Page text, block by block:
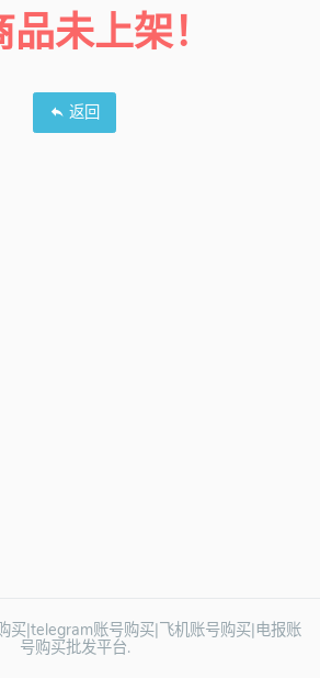
未上架！
返回
买|telegram账号购买|飞机账号购买|电报账
号购买批发平台.